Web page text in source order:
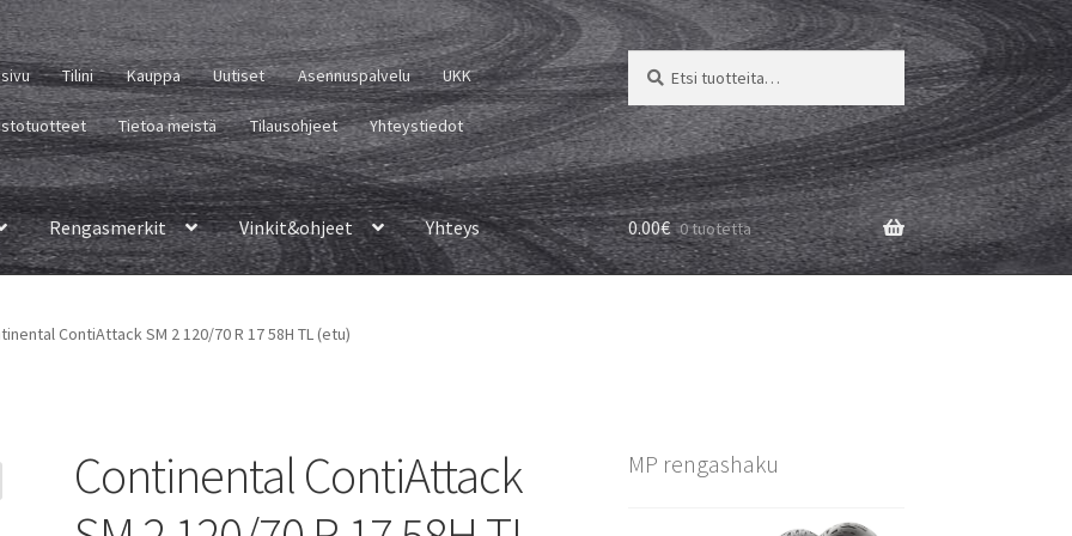
Tilini Kauppa Uutiset Asennuspalvelu UKK
Tietoa meistä Tilausohjeet Yhteystiedot
Etsi:
Haku
Rengasmerkit Vinkit&ohjeet Yhteys 0.00€ 0 tuotetta
ContiAttack SM 2 120/70 R 17 58H TL (etu)
Continental ContiAttack
MP rengashaku